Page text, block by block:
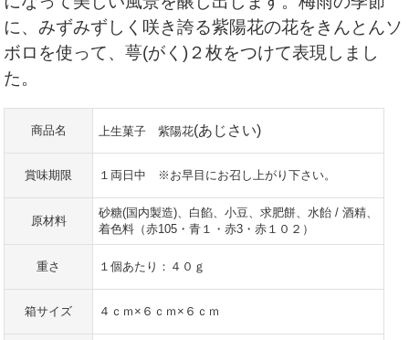
に、みずみずしく咲き誇る紫陽花の花をきんとんソ
ボロを使って、萼(がく)２枚をつけて表現しまし
た。
商品名 上生菓子 紫陽花(あじさい)
賞味期限 １両日中 ※お早目にお召し上がり下さい。
原材料
砂糖(国内製造)、白餡、小豆、求肥餅、水飴 / 酒精、
着色料（赤105・青１・赤3・赤１０２）
重さ １個あたり：４０ｇ
箱サイズ ４ｃｍ×６ｃｍ×６ｃｍ